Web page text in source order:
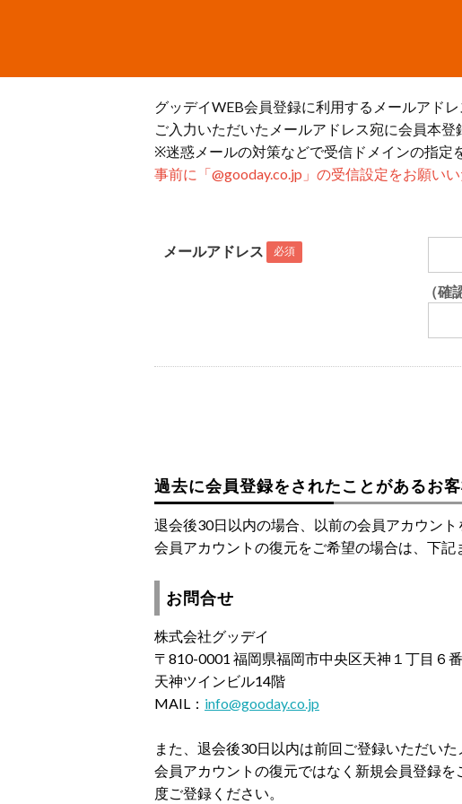
グッデイWEB会員登録に利用するメールアドレ
ご入力いただいたメールアドレス宛に会員本登
※迷惑メールの対策などで受信ドメインの指定
事前に「@gooday.co.jp」の受信設定をお願いい
メールアドレス 必須
（確
過去に会員登録をされたことがあるお
退会後30日以内の場合、以前の会員アカウント
会員アカウントの復元をご希望の場合は、下記
お問合せ
株式会社グッデイ
〒810-0001 福岡県福岡市中央区天神１丁目６
天神ツインビル14階
MAIL： info@gooday.co.jp
また、退会後30日以内は前回ご登録いただい
会員アカウントの復元ではなく新規会員登録
度ご登録ください。